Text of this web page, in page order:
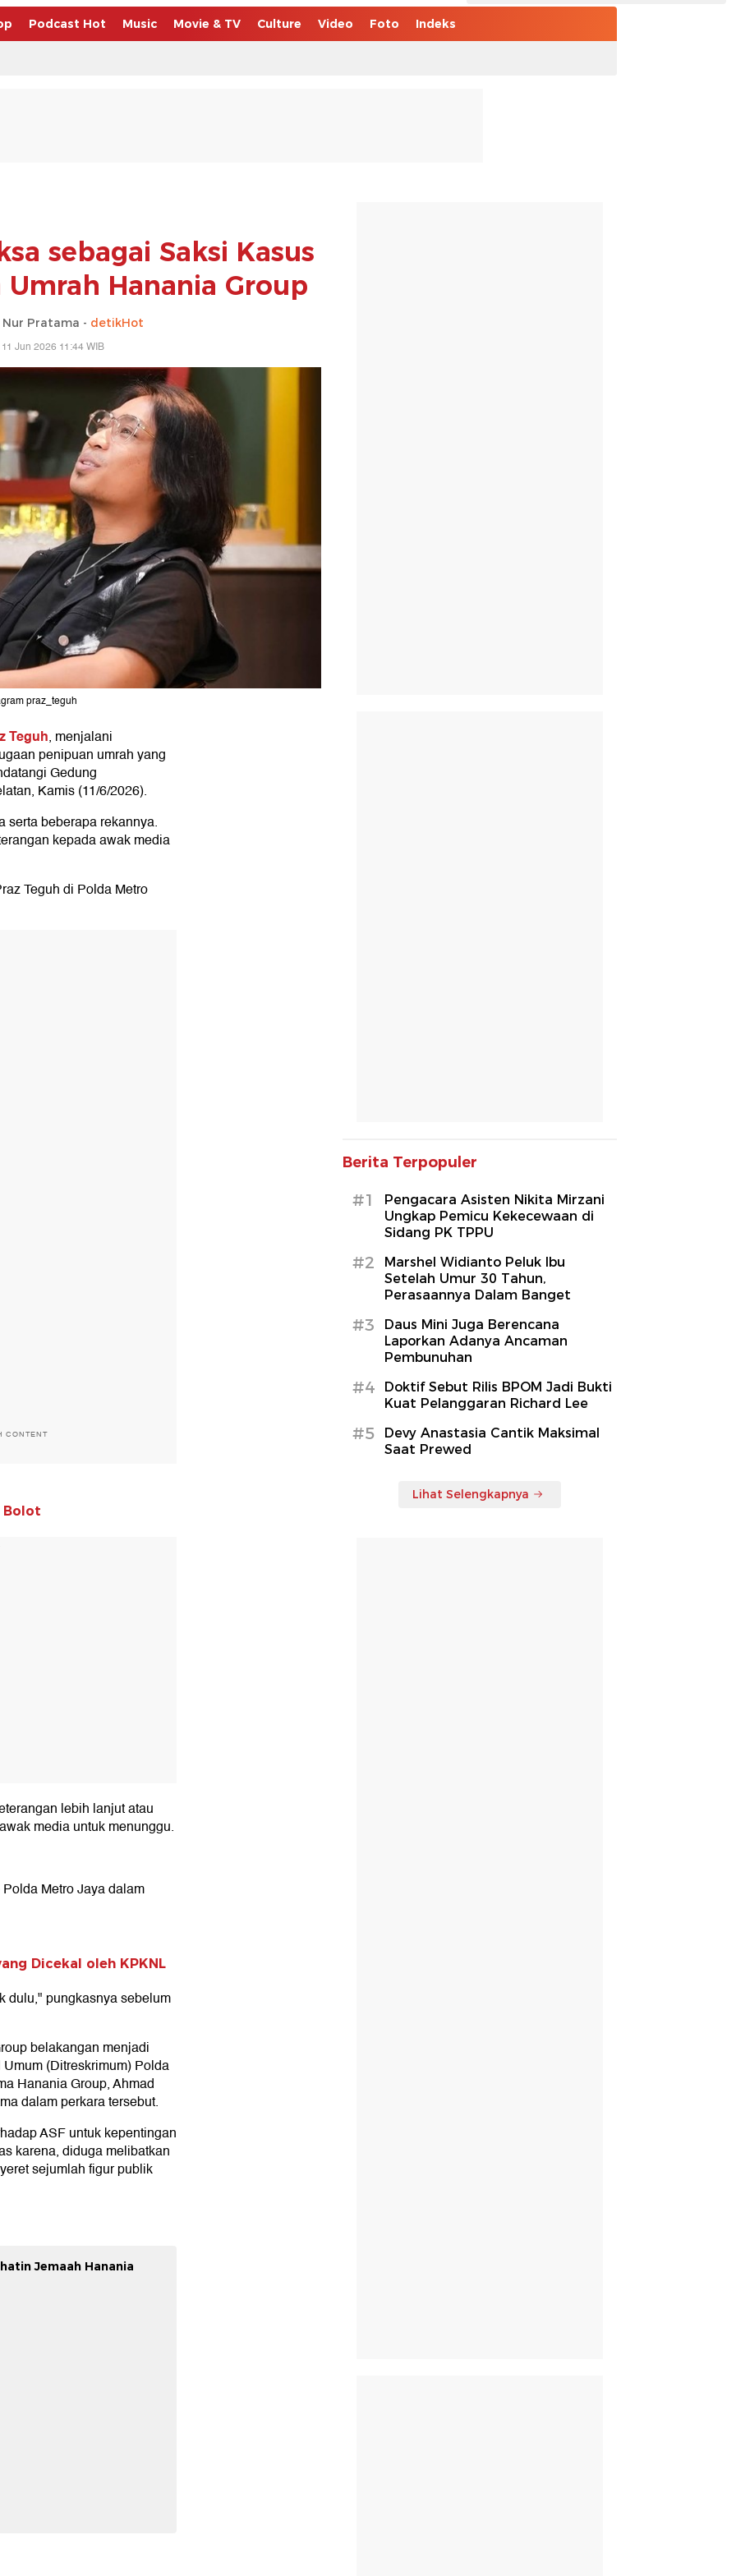
Podcast Hot Music Movie & TV Culture Video Foto Indeks
sebagai Saksi Kasus
Hanania Group
Pratama - detikHot
Jun 2026 11:44 WIB
praz_teguh
Teguh, menjalani
penipuan umrah yang
Gedung
Kamis (11/6/2026).
serta beberapa rekannya.
kepada awak media
Teguh di Polda Metro
CONTENT
Bolot
lebih lanjut atau
media untuk menunggu.
Metro Jaya dalam
Dicekal oleh KPKNL
dulu," pungkasnya sebelum
belakangan menjadi
(Ditreskrimum) Polda
Hanania Group, Ahmad
dalam perkara tersebut.
ASF untuk kepentingan
karena, diduga melibatkan
sejumlah figur publik
Jemaah Hanania
Berita Terpopuler
#1
Pengacara Asisten Nikita Mirzani
Ungkap Pemicu Kekecewaan di
Sidang PK TPPU
#2
Marshel Widianto Peluk Ibu
Setelah Umur 30 Tahun,
Perasaannya Dalam Banget
#3
Daus Mini Juga Berencana
Laporkan Adanya Ancaman
Pembunuhan
#4
Doktif Sebut Rilis BPOM Jadi Bukti
Kuat Pelanggaran Richard Lee
#5
Devy Anastasia Cantik Maksimal
Saat Prewed
Lihat Selengkapnya